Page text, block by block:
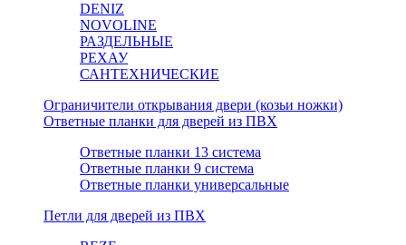
DENIZ
NOVOLINE
РАЗДЕЛЬНЫЕ
РЕХАУ
САНТЕХНИЧЕСКИЕ
Ограничители открывания двери (козьи ножки)
Ответные планки для дверей из ПВХ
Ответные планки 13 система
Ответные планки 9 система
Ответные планки универсальные
Петли для дверей из ПВХ